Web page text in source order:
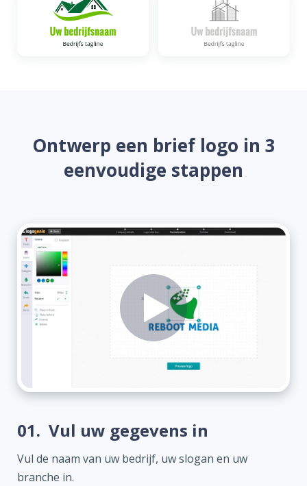
Ontwerp een brief logo in 3
eenvoudige stappen
01. Vul uw gegevens in
Vul de naam van uw bedrijf, uw slogan en uw
branche in.